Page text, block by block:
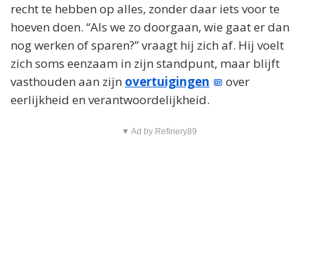
recht te hebben op alles, zonder daar iets voor te
hoeven doen. “Als we zo doorgaan, wie gaat er dan
nog werken of sparen?” vraagt hij zich af. Hij voelt
zich soms eenzaam in zijn standpunt, maar blijft
vasthouden aan zijn overtuigingen
over
eerlijkheid en verantwoordelijkheid.
▼ Ad by Refinery89